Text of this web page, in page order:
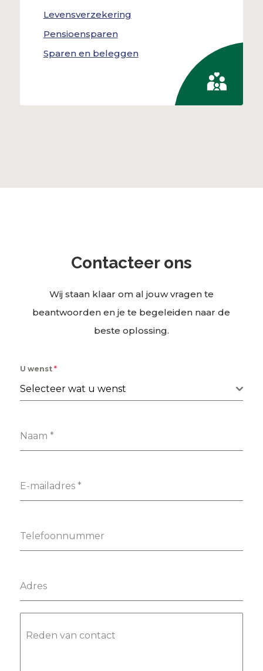
Levensverzekering
Pensioensparen
Sparen en beleggen
Contacteer ons
Wij staan klaar om al jouw vragen te
beantwoorden en je te begeleiden naar de
beste oplossing.
U wenst *
Selecteer wat u wenst
Naam *
E-mailadres *
Telefoonnummer
Adres
Reden van contact